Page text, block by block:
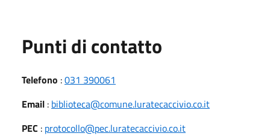
Punti di contatto
Telefono :031 390061
Email : biblioteca@comune.luratecaccivio.co.it
PEC : protocollo@pec.luratecaccivio.co.it